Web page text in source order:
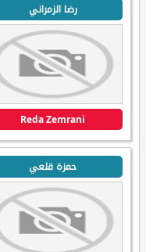
رضا الزمراني
Reda Zemrani
حمزة قلعي